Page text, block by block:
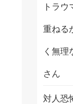
トラ
重ねる
く無
さん
対人恐